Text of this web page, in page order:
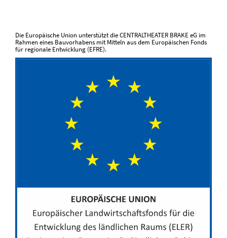
Die Europäische Union unterstützt die CENTRALTHEATER BRAKE eG im
Rahmen eines Bauvorhabens mit Mitteln aus dem Europäischen Fonds
für regionale Entwicklung (EFRE).